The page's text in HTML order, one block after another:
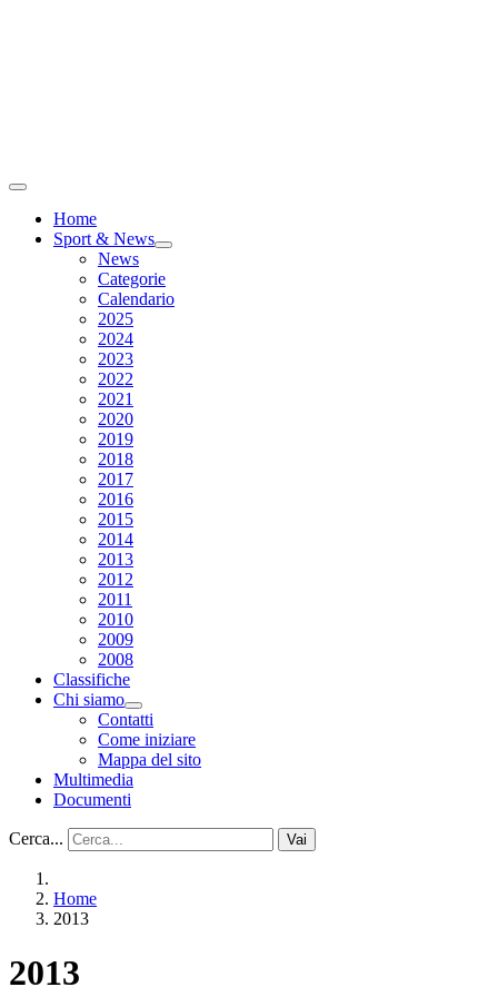
Home
Sport & News
News
Categorie
Calendario
2025
2024
2023
2022
2021
2020
2019
2018
2017
2016
2015
2014
2013
2012
2011
2010
2009
2008
Classifiche
Chi siamo
Contatti
Come iniziare
Mappa del sito
Multimedia
Documenti
Cerca... Vai
Home
2013
2013